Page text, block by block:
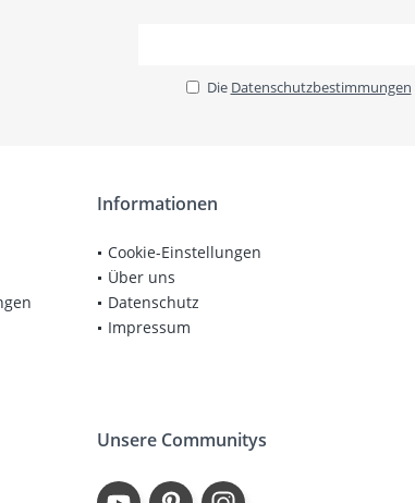
Die Datenschutzbestimmungen
Informationen
Cookie-Einstellungen
Über uns
Datenschutz
Impressum
Unsere Communitys